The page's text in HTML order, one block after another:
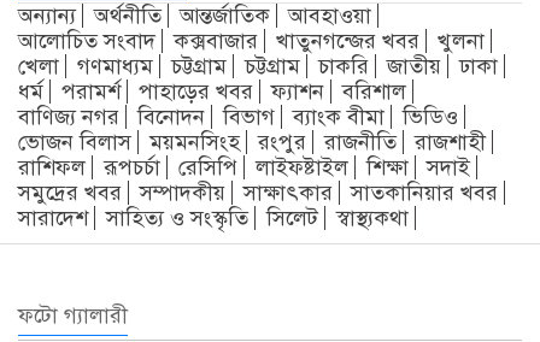
অন্যান্য অর্থনীতি আন্তর্জাতিক
আবহাওয়া
আলোচিত সংবাদ
কক্সবাজার খাতুনগন্জের খবর
খুলনা
খেলা
গণমাধ্যম চট্টগ্রাম চট্টগ্রাম চাকরি জাতীয়
ঢাকা
ধর্ম
পরামর্শ পাহাড়ের খবর ফ্যাশন
বরিশাল
বাণিজ্য নগর
বিনোদন বিভাগ ব্যাংক বীমা
ভিডিও
ভোজন বিলাস
ময়মনসিংহ রংপুর রাজনীতি
রাজশাহী
রাশিফল
রূপচর্চা রেসিপি লাইফষ্টাইল শিক্ষা
সদাই
সমুদ্রের খবর
সম্পাদকীয় সাক্ষাৎকার
সাতকানিয়ার খবর
সারাদেশ
সাহিত্য ও সংস্কৃতি সিলেট স্বাস্থ্যকথা
ফটো গ্যালারী